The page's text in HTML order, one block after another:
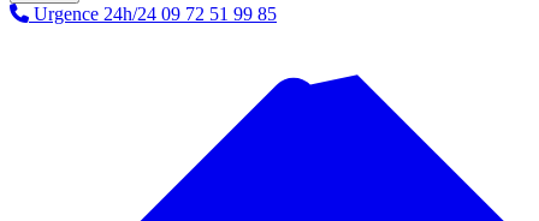
Urgence 24h/24 09 72 51 99 85